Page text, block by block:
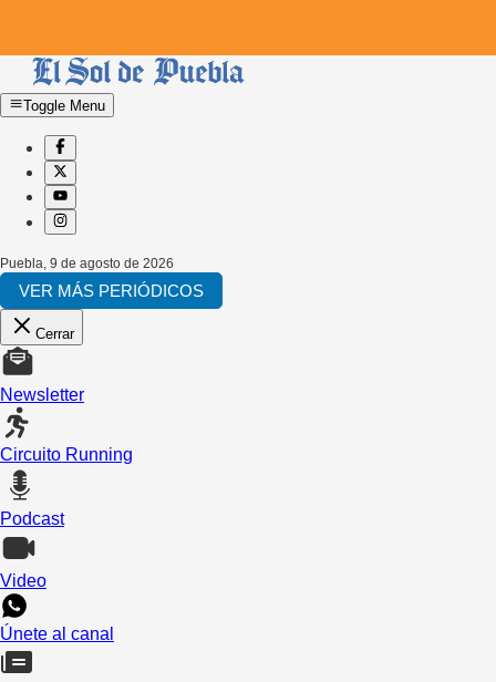
Toggle Menu
Puebla 9 de agosto de 2026
VER MÁS PERIÓDICOS
Cerrar
Newsletter
Circuito Running
Podcast
Video
Únete al canal